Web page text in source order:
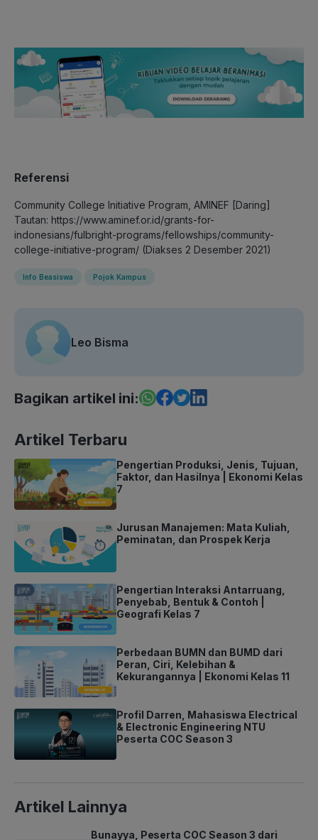
Referensi
Community College Initiative Program, AMINEF [Daring]
Tautan: https://www.aminef.or.id/grants-for-
indonesians/fulbright-programs/fellowships/community-
college-initiative-program/ (Diakses 2 Desember 2021)
Info Beasiswa Pojok Kampus
Leo Bisma
Bagikan artikel ini:
Artikel Terbaru
Pengertian Produksi, Jenis, Tujuan,
Faktor, dan Hasilnya | Ekonomi Kelas
7
Jurusan Manajemen: Mata Kuliah,
Peminatan, dan Prospek Kerja
Pengertian Interaksi Antarruang,
Penyebab, Bentuk & Contoh |
Geografi Kelas 7
Perbedaan BUMN dan BUMD dari
Peran, Ciri, Kelebihan &
Kekurangannya | Ekonomi Kelas 11
Profil Darren, Mahasiswa Electrical
& Electronic Engineering NTU
Peserta COC Season 3
Artikel Lainnya
Bunayya, Peserta COC Season 3 dari